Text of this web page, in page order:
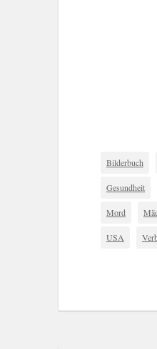
Bilderbuch
Gesundheit
Mord
USA